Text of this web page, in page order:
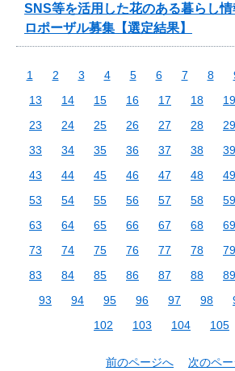
SNS等を活用した花のある暮らし
ロポーザル募集【選定結果】
1 2 3 4 5 6 7 8
13
14 15 16 17 18 19
23
24 25 26 27 28 29
33
34 35 36 37 38 39
43
44 45 46 47 48 49
53
54 55 56 57 58 59
63
64 65 66 67 68 69
73
74 75 76 77 78 79
83
84 85 86 87 88 89
93
94 95 96 97 98
102
103 104 105
前のページへ 次のペ